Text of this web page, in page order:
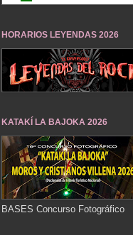
HORARIOS LEYENDAS 2026
KATAKÍ LA BAJOKA 2026
BASES Concurso Fotográfico